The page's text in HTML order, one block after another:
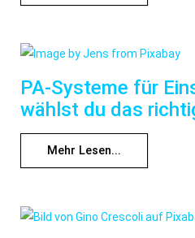
PA-Systeme für
wählst du das
Mehr Lesen...